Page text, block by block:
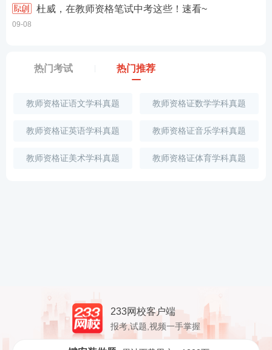
杜威，在教师资格笔试中考这些！速看~
09-08
热门考试 热门推荐
教师资格证语文学科真题 教师资格证数学学科真题
教师资格证英语学科真题 教师资格证音乐学科真题
教师资格证美术学科真题 教师资格证体育学科真题
233网校客户端
报考,试题,视频一手掌握